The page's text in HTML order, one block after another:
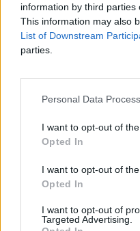
information by third parties
This information may also
List of Downstream
parties.
Personal Data
I want to opt-out of
Opted In
I want to opt-out of
Opted In
I want to opt-out of
Targeted Advertising.
Podczas niedzielnego
Piotra papież Leon XIV
władz w Moskwie i Kijowie.
się natychmiastowego
Dzisiaj 13:38
Świat